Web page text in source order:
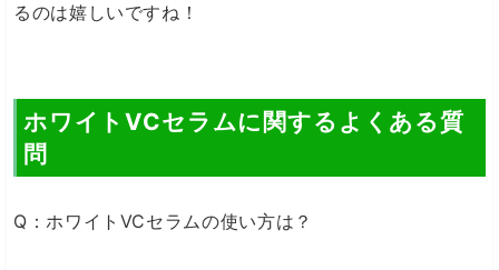
るのは嬉しいですね！
ホワイトVCセラムに関するよくある質
問
Q：ホワイトVCセラムの使い方は？